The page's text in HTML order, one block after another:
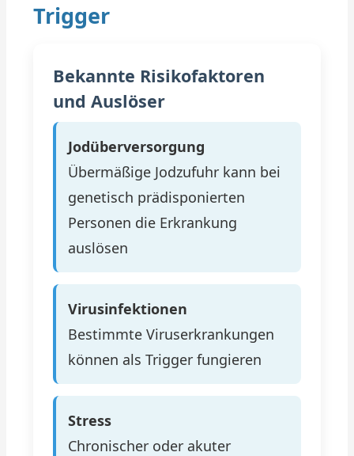
Trigger
Bekannte Risikofaktoren
und Auslöser
Jodüberversorgung
Übermäßige Jodzufuhr kann bei
genetisch prädisponierten
Personen die Erkrankung
auslösen
Virusinfektionen
Bestimmte Viruserkrankungen
können als Trigger fungieren
Stress
Chronischer oder akuter